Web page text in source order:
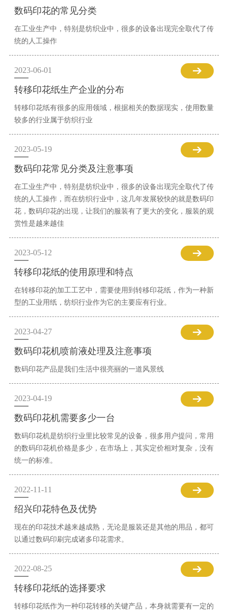
数码印花的常见分类
在工业生产中，特别是纺织业中，很多的设备出现完全取代了传
统的人工操作
2023-06-01
转移印花纸生产企业的分布
转移印花纸有很多的应用领域，根据相关的数据现实，使用数量
较多的行业属于纺织行业
2023-05-19
数码印花常见分类及注意事项
在工业生产中，特别是纺织业中，很多的设备出现完全取代了传
统的人工操作，而在纺织行业中，这几年发展较快的就是数码印
花，数码印花的出现，让我们的服装有了更大的变化，服装的观
赏性是越来越佳
2023-05-12
转移印花纸的使用原理和特点
在转移印花的加工工艺中，需要使用到转移印花纸，作为一种新
型的工业用纸，纺织行业作为它的主要应有行业。
2023-04-27
数码印花机喷前液处理及注意事项
数码印花产品是我们生活中很亮丽的一道风景线
2023-04-19
数码印花机需要多少一台
数码印花机是纺织行业里比较常见的设备，很多用户提问，常用
的数码印花机价格是多少，在市场上，其实定价相对复杂，没有
统一的标准。
2022-11-11
绍兴印花特色及优势
现在的印花技术越来越成熟，无论是服装还是其他的用品，都可
以通过数码印刷完成诸多印花需求。
2022-08-25
转移印花纸的选择要求
转移印花纸作为一种印花转移的关键产品，本身就需要有一定的